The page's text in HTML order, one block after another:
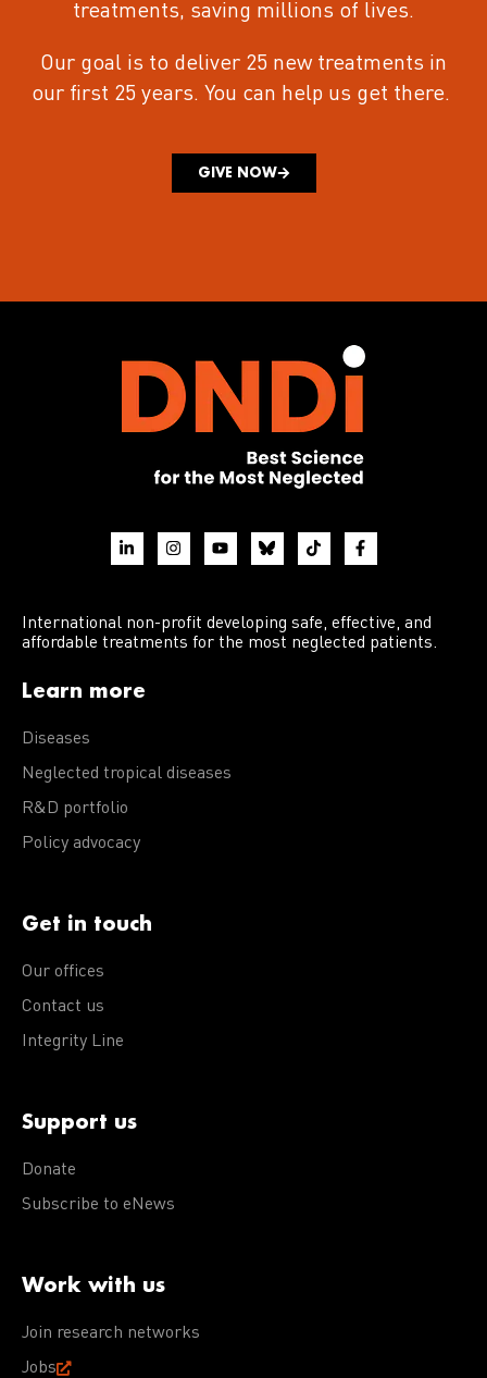
treatments, saving millions of lives.
Our goal is to deliver 25 new treatments in
our first 25 years. You can help us get there.
GIVE NOW
International non-profit developing safe, effective, and
affordable treatments for the most neglected patients.
Learn more
Diseases
Neglected tropical diseases
R&D portfolio
Policy advocacy
Get in touch
Our offices
Contact us
Integrity Line
Support us
Donate
Subscribe to eNews
Work with us
Join research networks
Jobs